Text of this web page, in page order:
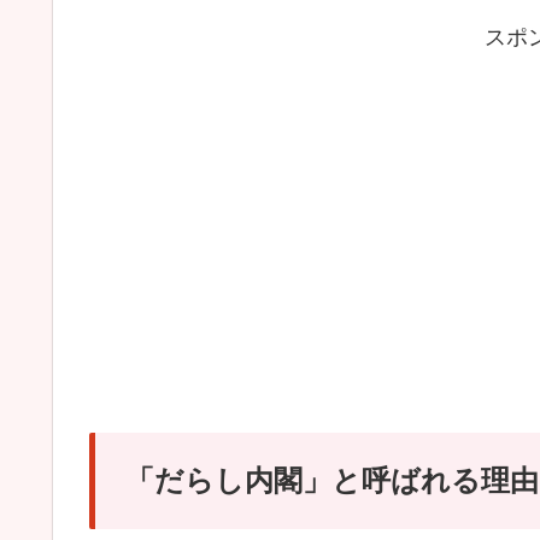
スポ
「だらし内閣」と呼ばれる理由